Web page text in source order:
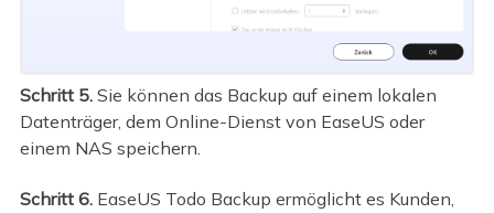
Schritt 5.Sie können das Backup auf einem lokalen
Datenträger, dem Online-Dienst von EaseUS oder
einem NAS speichern.
Schritt 6. EaseUS Todo Backup ermöglicht es Kunden,